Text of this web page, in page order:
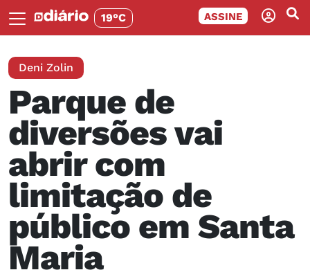
19°C ASSINE
Deni Zolin
Parque de
diversões vai
abrir com
limitação de
público em Santa
Maria